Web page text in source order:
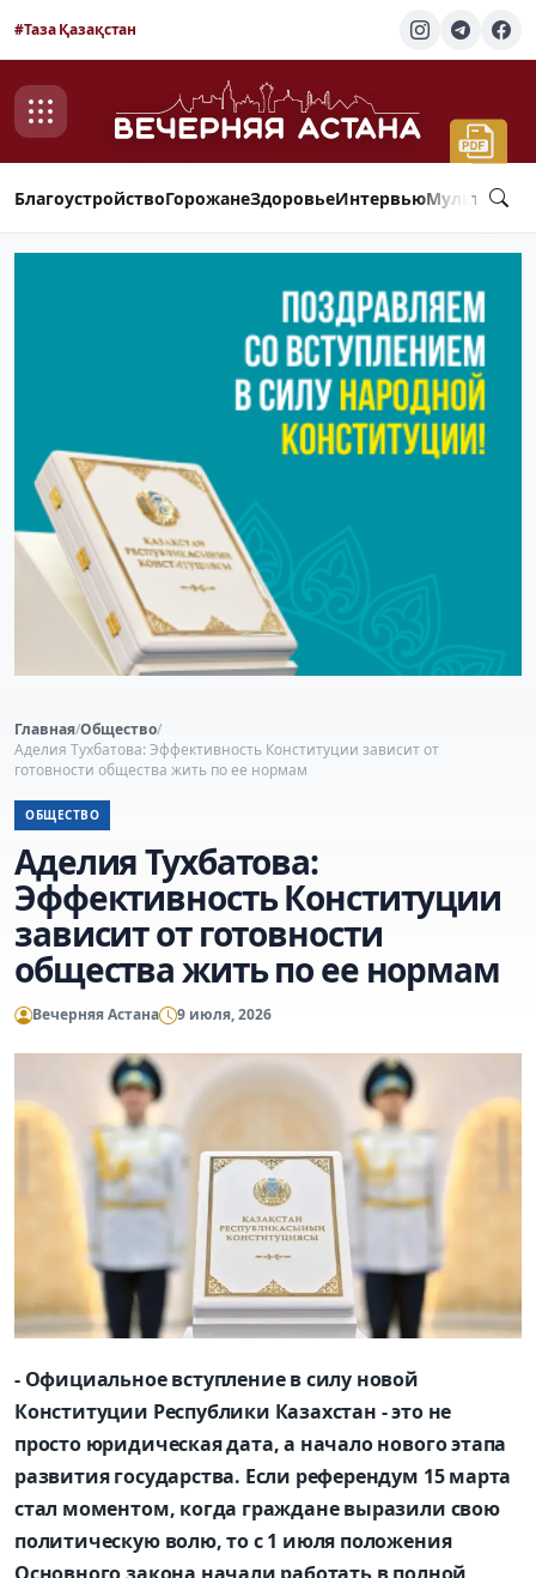
#Таза Қазақстан
БлагоустройствоГорожанеЗдоровьеИнтервью
Главная/Общество/
Аделия Тухбатова: Эффективность Конституции зависит от
готовности общества жить по ее нормам
ОБЩЕСТВО
Аделия Тухбатова:
Эффективность Конституции
зависит от готовности
общества жить по ее нормам
Вечерняя Астана 9 июля, 2026
- Официальное вступление в силу новой
Конституции Республики Казахстан - это не
просто юридическая дата, а начало нового этапа
развития государства. Если референдум 15 марта
стал моментом, когда граждане выразили свою
политическую волю, то с 1 июля положения